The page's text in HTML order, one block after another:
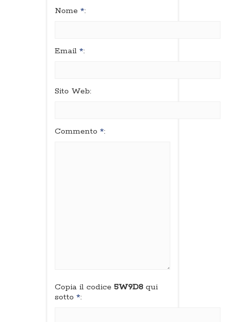
Nome *:
Email *:
Sito Web:
Commento *:
Copia il codice 5W9D8 qui
sotto *: